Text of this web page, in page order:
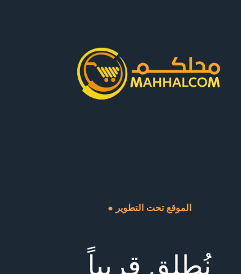
● الموقع تحت التطوير
نُطلق قريباً